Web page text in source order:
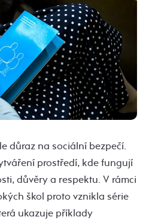
důraz na sociální bezpečí.
prostředí, kde fungují
důvěry a respektu. V rámci
škol proto vznikla série
ukazuje příklady